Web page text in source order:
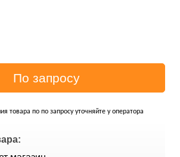
товара по по запросу уточняйте у оператора